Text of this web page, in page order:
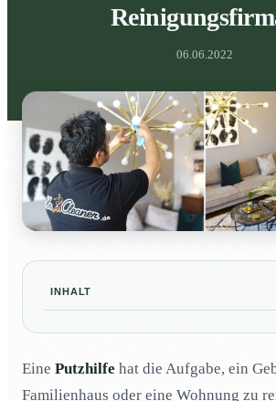
06.06.2022
INHALT
Putzhilfen! Was leisten sie?
02Wann kommen Putzhilfen in der
Eine Putzhilfe hat die Aufgabe, ein
Familienhaus oder eine Wohnung zu